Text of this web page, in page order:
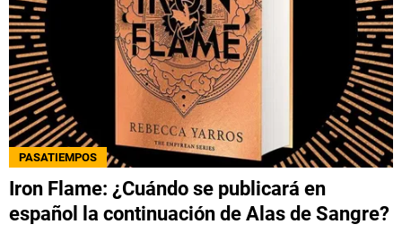
PASATIEMPOS
Iron Flame: ¿Cuándo se publicará en
español la continuación de Alas de Sangre?